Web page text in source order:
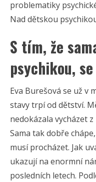
problematiky
Nad dětskou
S tím, že
psychikou,
Eva Burešová se už v
stavy trpí od dětství.
nedokázala vycházet
Sama tak dobře
musí procházet. Jak
ukazují na enormní
posledních letech.